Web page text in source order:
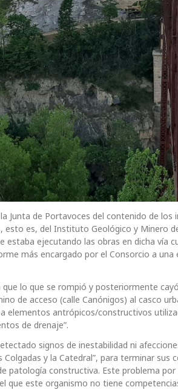
Junta de Portavoces del contenido de
esto es, del Instituto Geológico y Minero
estaba ejecutando las obras en dicha vía
más encargado por el Consorcio a una
lo que se rompió y posteriormente
de acceso (calle Canónigos) al casco
elementos antrópicos/constructivos
de drenaje”.
signos de inestabilidad ni
y la Catedral”, para terminar sus
patología constructiva. Este problema
que este organismo no tiene